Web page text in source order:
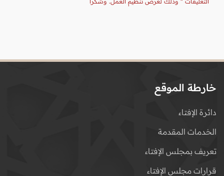
خارطة الموقع
دائرة الإفتاء
الخدمات المقدمة
تعريف بمجلس الإفتاء
قرارات مجلس الإفتاء